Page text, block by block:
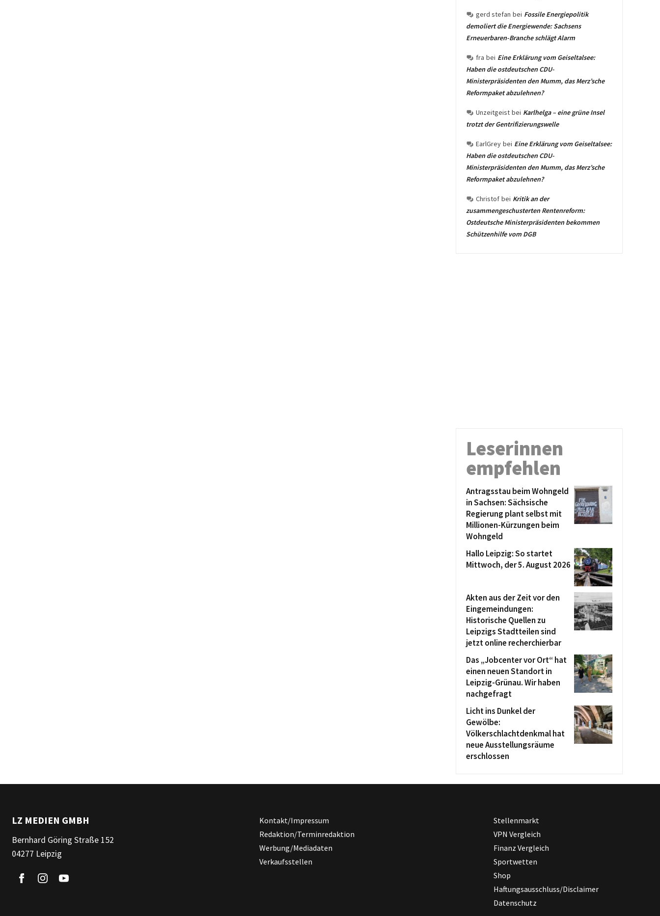
gerd stefan bei Fossile Energiepolitik
demoliert die Energiewende: Sachsens
Erneuerbaren-Branche schlägt Alarm
fra bei Eine Erklärung vom Geiseltalsee:
Haben die ostdeutschen CDU-
Ministerpräsidenten den Mumm, das Merz’sche
Reformpaket abzulehnen?
Unzeitgeist bei Karlhelga – eine grüne Insel
trotzt der Gentrifizierungswelle
EarlGrey bei Eine Erklärung vom Geiseltalsee:
Haben die ostdeutschen CDU-
Ministerpräsidenten den Mumm, das Merz’sche
Reformpaket abzulehnen?
Christof bei Kritik an der
zusammengeschusterten Rentenreform:
Ostdeutsche Ministerpräsidenten bekommen
Schützenhilfe vom DGB
Leserinnen
empfehlen
Antragsstau beim Wohngeld
in Sachsen: Sächsische
Regierung plant selbst mit
Millionen-Kürzungen beim
Wohngeld
Hallo Leipzig: So startet
Mittwoch, der 5. August 2026
Akten aus der Zeit vor den
Eingemeindungen:
Historische Quellen zu
Leipzigs Stadtteilen sind
jetzt online recherchierbar
Das „Jobcenter vor Ort“ hat
einen neuen Standort in
Leipzig-Grünau. Wir haben
nachgefragt
Licht ins Dunkel der
Gewölbe:
Völkerschlachtdenkmal hat
neue Ausstellungsräume
erschlossen
LZ MEDIEN GMBH
Bernhard Göring Straße 152
04277 Leipzig
Kontakt/Impressum
Redaktion/Terminredaktion
Werbung/Mediadaten
Verkaufsstellen
Stellenmarkt
VPN Vergleich
Finanz Vergleich
Sportwetten
Shop
Haftungsausschluss/Disclaimer
Datenschutz